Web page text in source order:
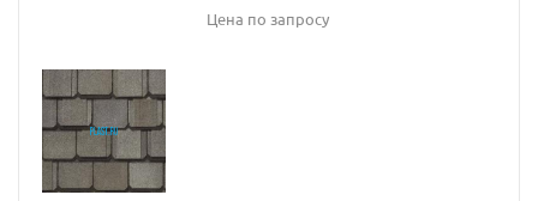
Цена по запросу